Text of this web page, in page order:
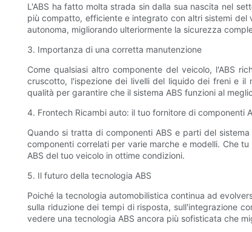
L'ABS ha fatto molta strada sin dalla sua nascita nel
più compatto, efficiente e integrato con altri sistemi del
autonoma, migliorando ulteriormente la sicurezza
3. Importanza di una corretta manutenzione
Come qualsiasi altro componente del veicolo, l'ABS
cruscotto, l'ispezione dei livelli del liquido dei freni e il
qualità per garantire che il sistema ABS funzioni al
4. Frontech Ricambi auto: il tuo fornitore di componenti
Quando si tratta di componenti ABS e parti del
componenti correlati per varie marche e modelli. Che
ABS del tuo veicolo in ottime condizioni.
5. Il futuro della tecnologia ABS
Poiché la tecnologia automobilistica continua ad
sulla riduzione dei tempi di risposta, sull'integrazione
vedere una tecnologia ABS ancora più sofisticata che